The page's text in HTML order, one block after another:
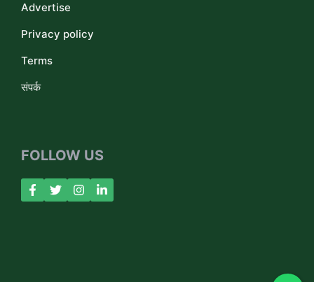
Advertise
Privacy policy
Terms
संपर्क
FOLLOW US